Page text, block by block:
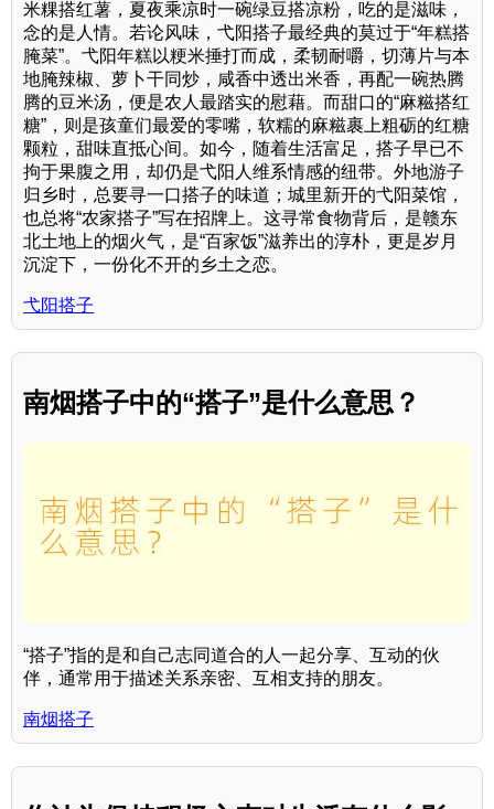
米粿搭红薯，夏夜乘凉时一碗绿豆搭凉粉，吃的是滋味，
念的是人情。若论风味，弋阳搭子最经典的莫过于“年糕搭
腌菜”。弋阳年糕以粳米捶打而成，柔韧耐嚼，切薄片与本
地腌辣椒、萝卜干同炒，咸香中透出米香，再配一碗热腾
腾的豆米汤，便是农人最踏实的慰藉。而甜口的“麻糍搭红
糖”，则是孩童们最爱的零嘴，软糯的麻糍裹上粗砺的红糖
颗粒，甜味直抵心间。如今，随着生活富足，搭子早已不
拘于果腹之用，却仍是弋阳人维系情感的纽带。外地游子
归乡时，总要寻一口搭子的味道；城里新开的弋阳菜馆，
也总将“农家搭子”写在招牌上。这寻常食物背后，是赣东
北土地上的烟火气，是“百家饭”滋养出的淳朴，更是岁月
沉淀下，一份化不开的乡土之恋。
弋阳搭子
南烟搭子中的“搭子”是什么意思？
“搭子”指的是和自己志同道合的人一起分享、互动的伙
伴，通常用于描述关系亲密、互相支持的朋友。
南烟搭子